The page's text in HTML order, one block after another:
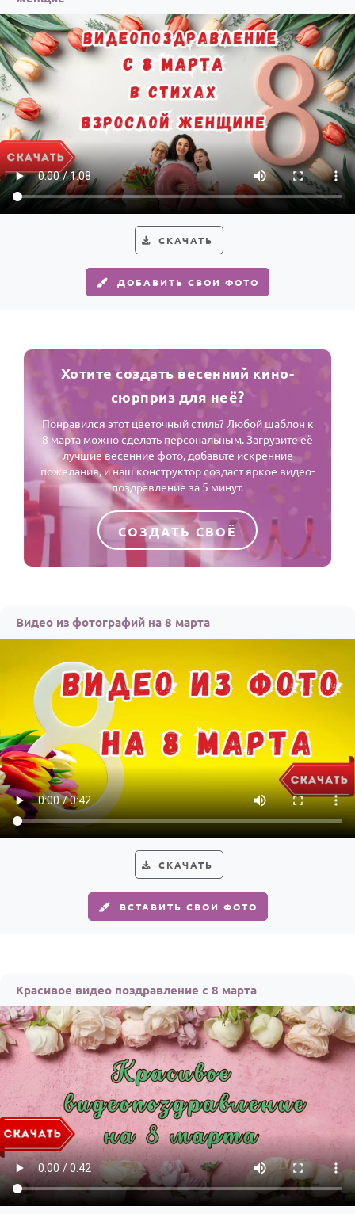
СКАЧАТЬ
ДОБАВИТЬ СВОИ ФОТО
Хотите создать весенний кино-
сюрприз для неё?
Понравился этот цветочный стиль? Любой шаблон к
8 марта можно сделать персональным. Загрузите её
лучшие весенние фото, добавьте искренние
пожелания, и наш конструктор создаст яркое видео-
поздравление за 5 минут.
СОЗДАТЬ СВОЁ
Видео из фотографий на 8 марта
СКАЧАТЬ
ВСТАВИТЬ СВОИ ФОТО
Красивое видео поздравление с 8 марта